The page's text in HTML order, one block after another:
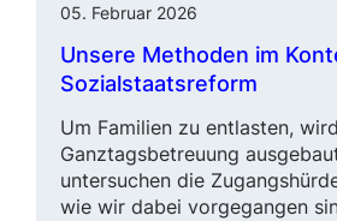
05. Februar 2026
Unsere Methoden im
Sozialstaatsreform
Um Familien zu entlasten,
Ganztagsbetreuung
untersuchen die
wie wir dabei vorgegangen